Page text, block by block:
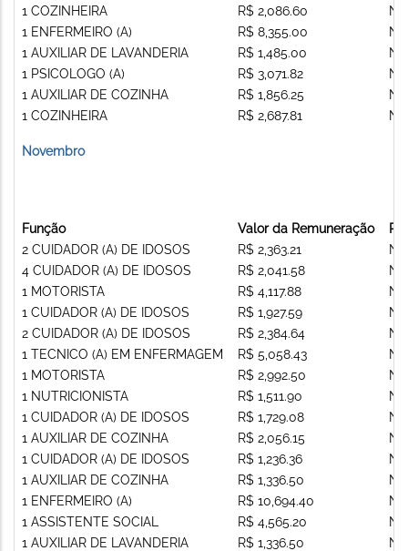
1 COZINHEIRA
1 ENFERMEIRO (A)
1 AUXILIAR DE LAVANDERIA
1 PSICOLOGO (A)
1 AUXILIAR DE COZINHA
1 COZINHEIRA
R$ 2,086.60
R$ 8,355.00
R$ 1,485.00
R$ 3,071.82
R$ 1,856.25
R$ 2,687.81
Novembro
Função
2 CUIDADOR (A) DE IDOSOS
4 CUIDADOR (A) DE IDOSOS
1 MOTORISTA
1 CUIDADOR (A) DE IDOSOS
2 CUIDADOR (A) DE IDOSOS
1 TECNICO (A) EM ENFERMAGEM
1 MOTORISTA
1 NUTRICIONISTA
1 CUIDADOR (A) DE IDOSOS
1 AUXILIAR DE COZINHA
1 CUIDADOR (A) DE IDOSOS
1 AUXILIAR DE COZINHA
1 ENFERMEIRO (A)
1 ASSISTENTE SOCIAL
1 AUXILIAR DE LAVANDERIA
Valor da Remuneração
R$ 2,363.21
R$ 2,041.58
R$ 4,117.88
R$ 1,927.59
R$ 2,384.64
R$ 5,058.43
R$ 2,992.50
R$ 1,511.90
R$ 1,729.08
R$ 2,056.15
R$ 1,236.36
R$ 1,336.50
R$ 10,694.40
R$ 4,565.20
R$ 1,336.50